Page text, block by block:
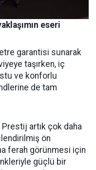
eseri
garantisi sunarak
taşırken, iç
ve konforlu
de tam
artık çok daha
ön
ferah görünmesi için
güçlü bir